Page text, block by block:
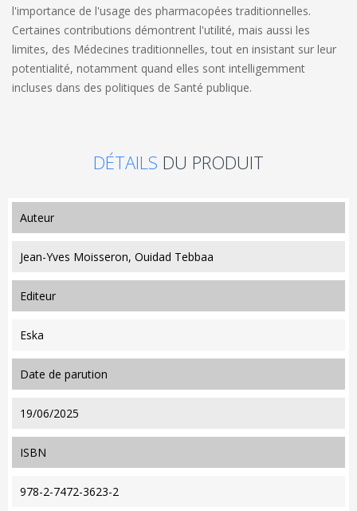
l'importance de l'usage des pharmacopées traditionnelles.
Certaines contributions démontrent l'utilité, mais aussi les
limites, des Médecines traditionnelles, tout en insistant sur leur
potentialité, notamment quand elles sont intelligemment
incluses dans des politiques de Santé publique.
DÉTAILS DU PRODUIT
auteur
Jean-Yves Moisseron, Ouidad Tebbaa
editeur
Eska
date de parution
19/06/2025
ISBN
978-2-7472-3623-2